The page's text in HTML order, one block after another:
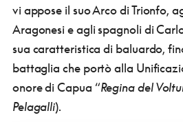
vi appose il suo Arco di Trionfo,
Aragonesi e agli spagnoli di
sua caratteristica di baluardo,
battaglia che portò alla
onore di Capua “Regina del
Pelagalli).